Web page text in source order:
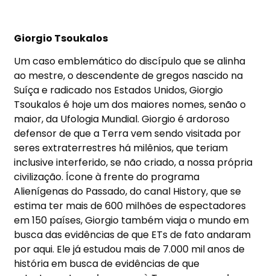
Giorgio Tsoukalos
Um caso emblemático do discípulo que se alinha
ao mestre, o descendente de gregos nascido na
Suíça e radicado nos Estados Unidos, Giorgio
Tsoukalos é hoje um dos maiores nomes, senão o
maior, da Ufologia Mundial. Giorgio é ardoroso
defensor de que a Terra vem sendo visitada por
seres extraterrestres há milênios, que teriam
inclusive interferido, se não criado, a nossa própria
civilização. Ícone à frente do programa
Alienígenas do Passado, do canal History, que se
estima ter mais de 600 milhões de espectadores
em 150 países, Giorgio também viaja o mundo em
busca das evidências de que ETs de fato andaram
por aqui. Ele já estudou mais de 7.000 mil anos de
história em busca de evidências de que